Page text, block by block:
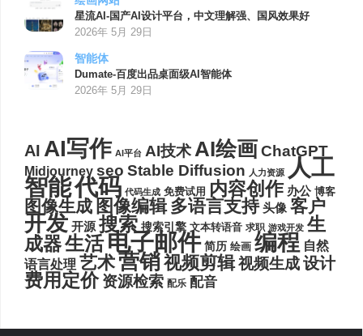
星流AI-国产AI设计平台，中文理解强、国风效果好
2026年 5月 29日
智能体
Dumate-百度出品桌面级AI智能体
2026年 5月 29日
AI AI写作 AI平台 AI技术AI绘画ChatGPT
Midjourney seo Stable Diffusion 人力资源 人工
智能代码 代码生成 免费试用 内容创作 办公 博客
图像生成 图像编辑 多语言支持 头像 客户
开发 开源 搜索 搜索引擎 文本转语音 求职 游戏开发 生
成器生活电子邮件 简历 绘画 编程 自然
语言处理 艺术营销视频剪辑视频生成设计
费用定价 资源检索 配乐 配音